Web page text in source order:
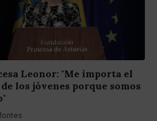
Leonor: "Me importa el
los jóvenes porque somos